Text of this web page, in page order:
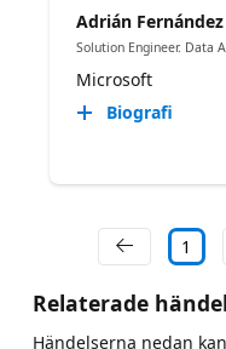
Adrián Fernández
Solution Engineer. Data
Microsoft
Biografi
1
Relaterade
Händelserna nedan